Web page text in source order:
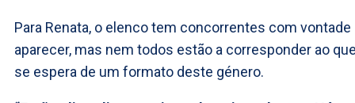
Para Renata, o elenco tem concorrentes com vontade
aparecer, mas nem todos estão a corresponder ao
se espera de um formato deste género.